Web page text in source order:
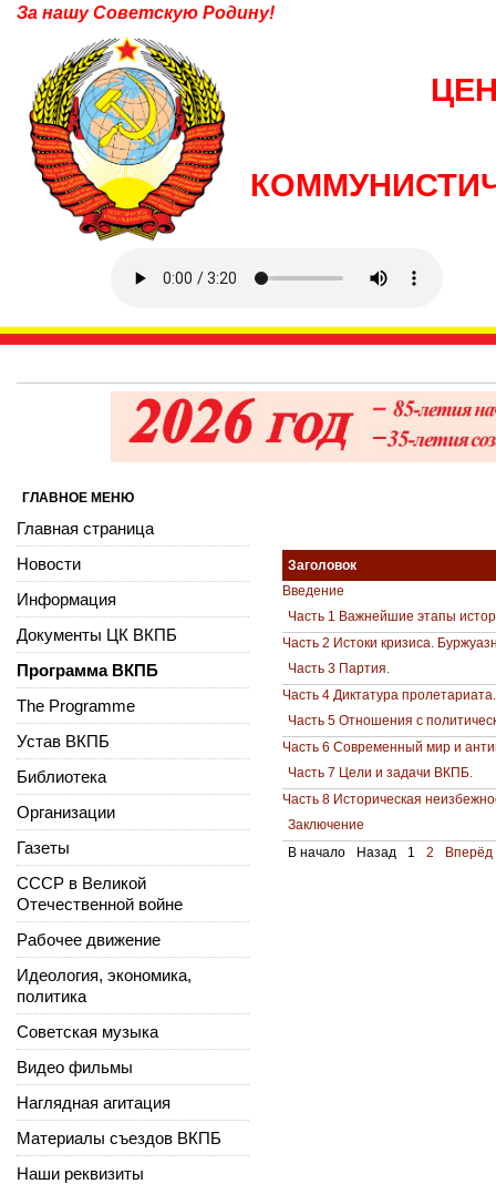
За нашу Советскую Родину!
Заголовок
Введение
Часть 1 Важнейшие этапы
Часть 2 Истоки кризиса.
Часть 3 Партия.
Часть 4 Диктатура
Часть 5 Отношения с
Часть 6 Современный мир и
Часть 7 Цели и задачи ВКПБ.
Часть 8 Историческая
Заключение
В начало
Назад 1 2 Вперёд
ГЛАВНОЕ МЕНЮ
Главная страница
Новости
Информация
Документы ЦК ВКПБ
Программа ВКПБ
The Programme
Устав ВКПБ
Библиотека
Организации
Газеты
СССР в Великой
Отечественной войне
Рабочее движение
Идеология, экономика,
политика
Советская музыка
Видео фильмы
Наглядная агитация
Материалы съездов ВКПБ
Наши реквизиты